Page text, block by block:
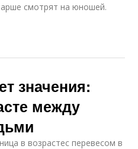
смотрят на юношей.
значения:
между
в возрастес перевесом в